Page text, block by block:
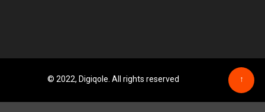
© 2022, Digiqole. All rights reserved ↑